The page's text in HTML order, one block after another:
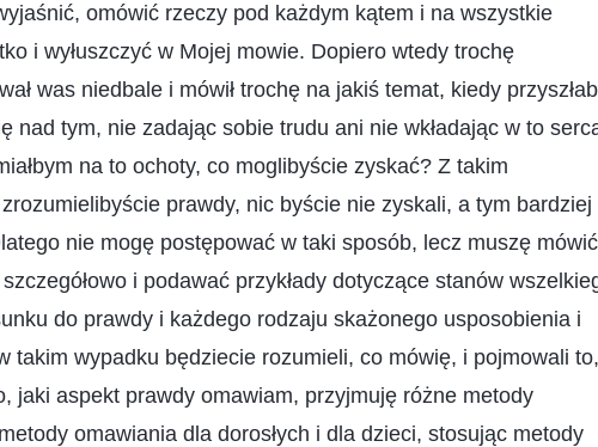
omówić rzeczy pod każdym kątem i na wszystkie
i wyłuszczyć w Mojej mowie. Dopiero wtedy trochę
was niedbale i mówił trochę na jakiś temat, kiedy
nad tym, nie zadając sobie trudu ani nie wkładając w to
na to ochoty, co moglibyście zyskać? Z takim
prawdy, nic byście nie zyskali, a tym bardziej
nie mogę postępować w taki sposób, lecz muszę mówić
i podawać przykłady dotyczące stanów
do prawdy i każdego rodzaju skażonego usposobienia i
takim wypadku będziecie rozumieli, co mówię, i pojmowali
jaki aspekt prawdy omawiam, przyjmuję różne metody
omawiania dla dorosłych i dla dzieci, stosując metody